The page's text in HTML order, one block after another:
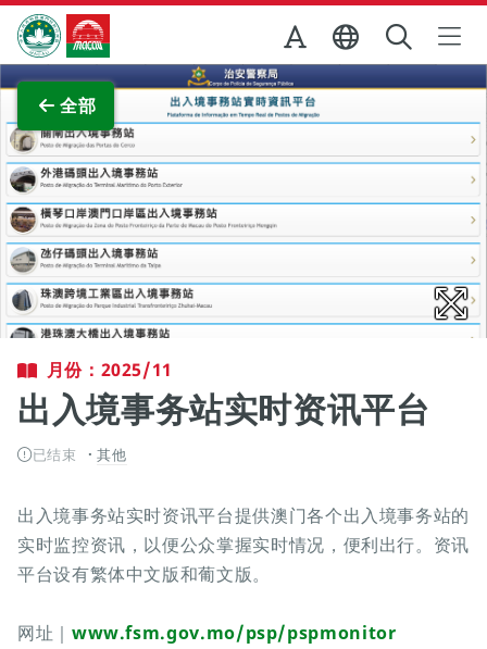
跳至主内容
澳门特别行政区政府旅游局
全部
查看原图
月份：2025/11
出入境事务站实时资讯平台
已结束 其他
出入境事务站实时资讯平台提供澳门各个出入境事务站的
实时监控资讯，以便公众掌握实时情况，便利出行。资讯
平台设有繁体中文版和葡文版。
网址｜ www.fsm.gov.mo/psp/pspmonitor